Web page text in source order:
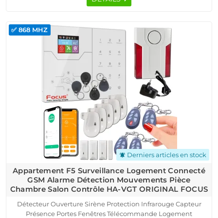
notifications_active Derniers articles en stock
✅ 868 MHZ
Appartement F5 Surveillance Logement Connecté
GSM Alarme Détection Mouvements Pièce
Chambre Salon Contrôle HA-VGT ORIGINAL FOCUS
Détecteur Ouverture Sirène Protection Infrarouge Capteur
Présence Portes Fenêtres Télécommande Logement